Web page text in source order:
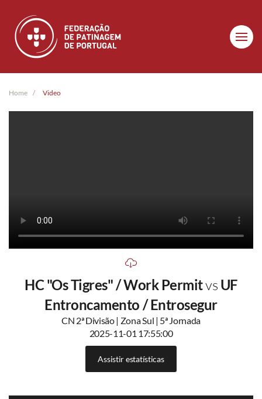
Skip to main content
Home Video
HC "Os Tigres" / Work Permitvs UF
Entroncamento / Entrosegur
CN 2ª Divisão | Zona Sul | 5ª Jornada
2025-11-01 17:55:00
Assistir estatísticas